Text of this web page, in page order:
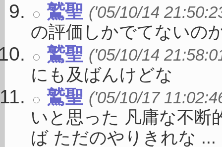
鷲聖 ('05/10/14
の評価しかでてないの
鷲聖 ('05/10/14
にも及ばんけどな
鷲聖 ('05/10/17
いと思った 凡庸な不断
ば ただのやりきれな ...